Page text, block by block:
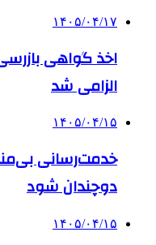
۱۴۰۵/۰۴/۱۷
اخذ گواهی
الزامی شد
۱۴۰۵/۰۴/۱۵
خدمت‌رسانی
دوچندان شود
۱۴۰۵/۰۴/۱۵